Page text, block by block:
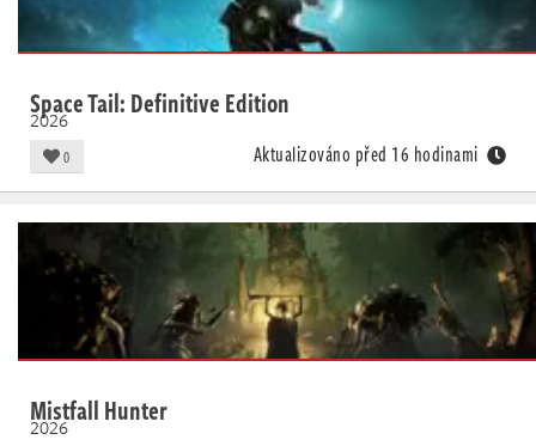
Space Tail: Definitive Edition
2026
0 Aktualizováno před 16 hodinami
Mistfall Hunter
2026